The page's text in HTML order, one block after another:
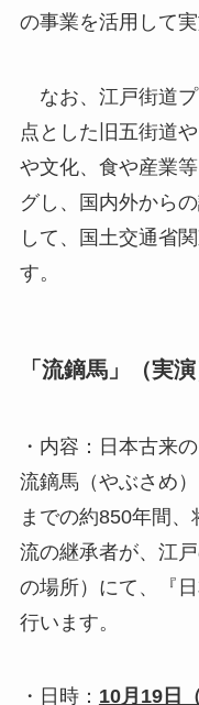
の事業を活用して
なお、江戸街道プ
点とした旧五街道
や文化、食や産業
グし、国内外から
して、国土交通省
す。
「流鏑馬」（実演
・内容：日本古来
流鏑馬（やぶさめ
までの約850年間
流の継承者が、江
の場所）にて、『
行います。
・日時： 10月19日